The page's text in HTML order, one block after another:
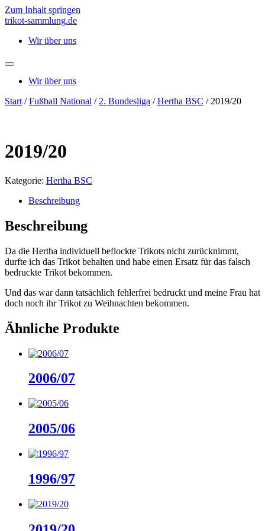
Zum Inhalt springen
trikot-sammlung.de
Wir über uns
Wir über uns
Start /Fußball National / 2. Bundesliga /Hertha BSC / 2019/20
2019/20
Kategorie: Hertha BSC
Beschreibung
Beschreibung
Da die Hertha individuell beflockte Trikots nicht zurücknimmt,
durfte ich das Trikot behalten und habe einen Ersatz für das falsch
bedruckte Trikot bekommen.
Und das war dann tatsächlich fehlerfrei bedruckt und meine Frau hat
doch noch ihr Trikot zu Weihnachten bekommen.
Ähnliche Produkte
2006/07
2005/06
1996/97